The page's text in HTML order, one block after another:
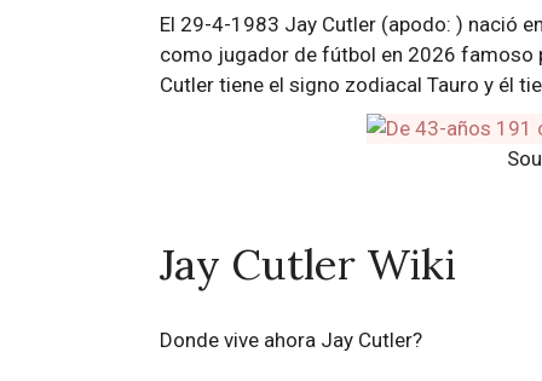
El 29-4-1983 Jay Cutler (apodo: ) nació
como jugador de fútbol en 2026 famoso
Cutler tiene el signo zodiacal Tauro y él
Jay Cutler Wiki
Donde vive ahora Jay Cutler?